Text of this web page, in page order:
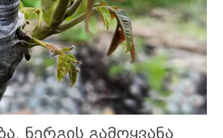
ნერგის გამოყვანა